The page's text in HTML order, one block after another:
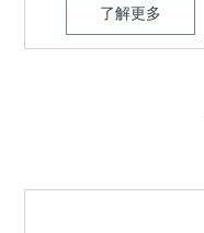
了解更多